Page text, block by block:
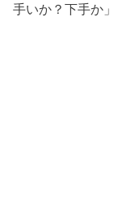
手いか？下手か